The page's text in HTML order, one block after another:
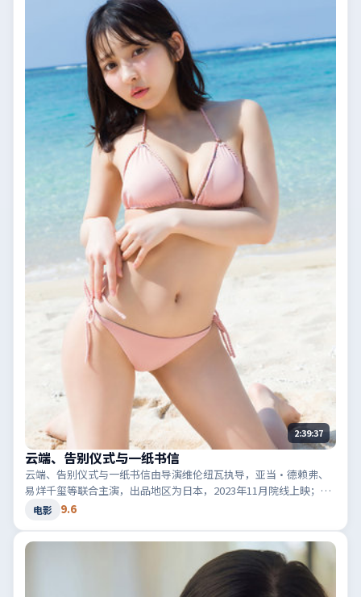
2:39:37
云端、告别仪式与一纸书信
云端、告别仪式与一纸书信由导演维伦纽瓦执导，亚当·德赖弗、
易烊千玺等联合主演，出品地区为日本，2023年11月院线上映；类
型定位为电影·喜剧，轻快节奏与生活化笑点。适合检索「日本喜
电影 9.6